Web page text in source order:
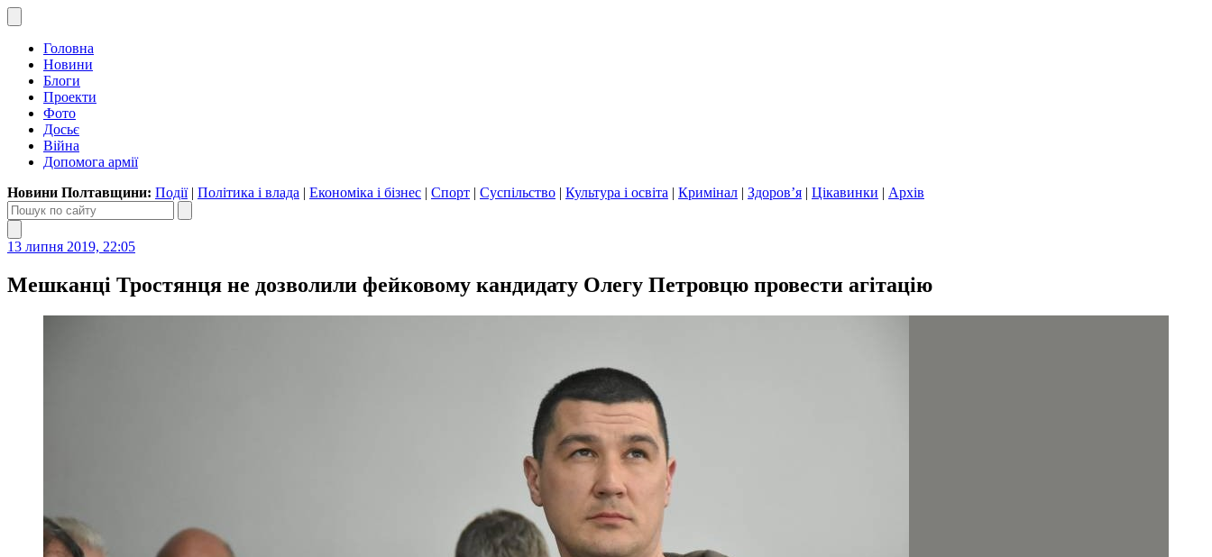
Головна
Новини
Блоги
Проекти
Фото
Досьє
Війна
Допомога армії
Новини Полтавщини: Події| Політика і влада | Економіка і бізнес | Спорт | Суспільство | Культура і освіта | Кримінал | Здоров’я | Цікавинки | Архів
13 липня 2019, 22:05
Мешканці Тростянця не дозволили фейковому кандидату Олегу Петровцю провести агітацію